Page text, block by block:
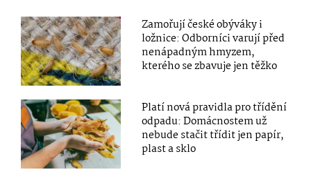
Zamořují české obýváky i
ložnice: Odborníci varují před
nenápadným hmyzem,
kterého se zbavuje jen těžko
Platí nová pravidla pro třídění
odpadu: Domácnostem už
nebude stačit třídit jen papír,
plast a sklo